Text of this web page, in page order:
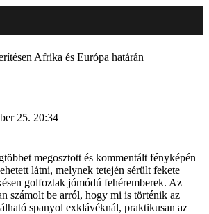
Afrika és Európa határán
25. 20:34
megosztott és kommentált fényképén
látni, melynek tetején sérült fekete
golfoztak jómódú fehéremberek. Az
számolt be arról, hogy mi is történik az
spanyol exklávéknál, praktikusan az